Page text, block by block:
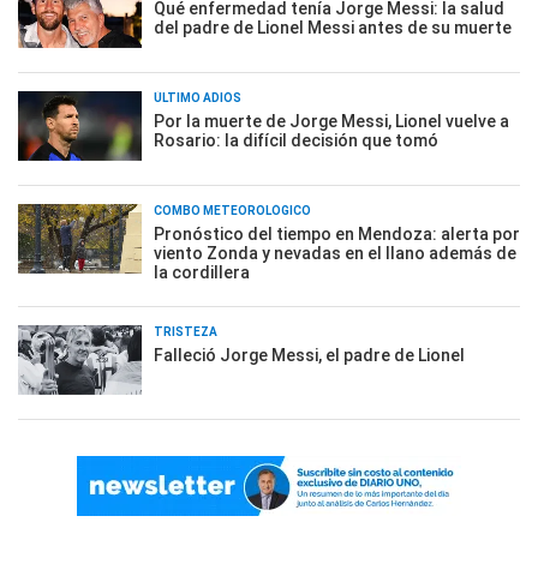
Qué enfermedad tenía Jorge Messi: la salud
del padre de Lionel Messi antes de su muerte
ÚLTIMO ADIÓS
Por la muerte de Jorge Messi, Lionel vuelve a
Rosario: la difícil decisión que tomó
COMBO METEOROLÓGICO
Pronóstico del tiempo en Mendoza: alerta por
viento Zonda y nevadas en el llano además de
la cordillera
TRISTEZA
Falleció Jorge Messi, el padre de Lionel